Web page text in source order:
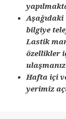
bilgiye
Lastik
özellikler
Hafta içi
yerimiz